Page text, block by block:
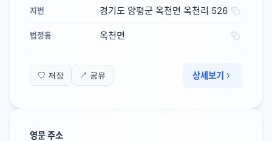
지번 경기도 양평군 옥천면 옥천리 526
법정동 옥천면
♡ 저장 ↗ 공유 상세보기
영문 주소